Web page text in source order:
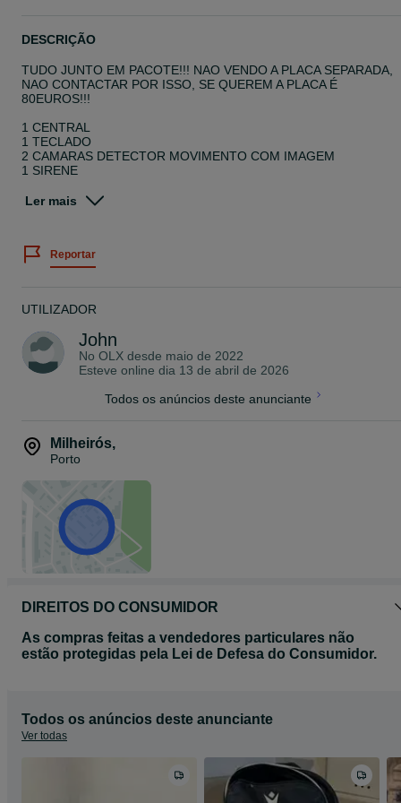
DESCRIÇÃO
TUDO JUNTO EM PACOTE!!! NAO VENDO A PLACA SEPARADA,
NAO CONTACTAR POR ISSO, SE QUEREM A PLACA É
80EUROS!!!
1 CENTRAL
1 TECLADO
2 CAMARAS DETECTOR MOVIMENTO COM IMAGEM
1 SIRENE
1 DETECTOR MAGNÉTICOS
NOTA: se o anúncio estiver activo o item ESTARÁ disponível!!!
ATENÇÃO: todos os contactos feitos com tentativas de burla são
Ler mais
Reportar
UTILIZADOR
John
No OLX desde maio de 2022
Esteve online dia 13 de abril de 2026
Todos os anúncios deste anunciante
Milheirós,
Porto
DIREITOS DO CONSUMIDOR
As compras feitas a vendedores particulares não
estão protegidas pela Lei de Defesa do Consumidor.
Todos os anúncios deste anunciante
Ver todas